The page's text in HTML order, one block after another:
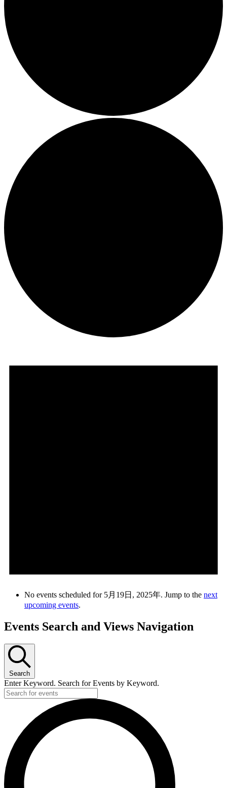
No events scheduled for 5月19日, 2025年. Jump to the next
upcoming events.
Events Search and Views Navigation
Search
Enter Keyword. Search for Events by Keyword.